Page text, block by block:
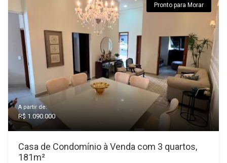
Pronto para Morar
A partir de:
R$ 1.090.000
Casa de Condomínio à Venda com 3 quartos,
181m²